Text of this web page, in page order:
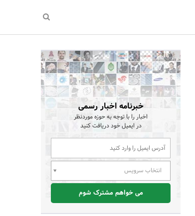
خبرنامه اخبار رسمی
اخبار را با توجه به حوزه موردنظر
در ایمیل خود دریافت کنید
انتخاب سرویس
می خواهم مشترک شوم